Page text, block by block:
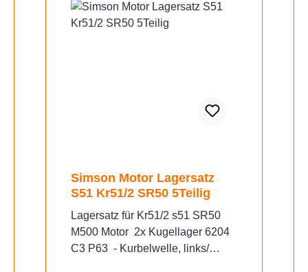
Simson Motor Lagersatz
S51 Kr51/2 SR50 5Teilig
Lagersatz für Kr51/2 s51 SR50
M500 Motor 2x Kugellager 6204
C3 P63 - Kurbelwelle, links/